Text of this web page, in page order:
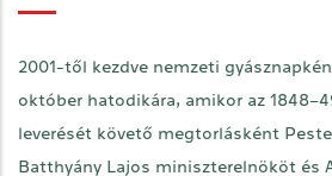
2001-től kezdve nemzeti
október hatodikára, amikor az
leverését követő megtorlásként
Batthyány Lajos miniszterelnököt és